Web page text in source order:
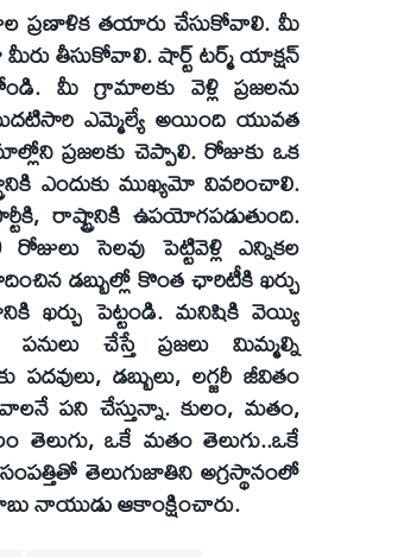
ప్రణాళిక తయారు చేసుకోవాలి. మీ
మీరు తీసుకోవాలి. షార్ట్‌ టర్మ్‌ యాక్షన్‌
మీ గ్రామాలకు వెళ్లి ప్రజలను
ఎమ్మెల్యే అయింది యువత
ప్రజలకు చెప్పాలి. రోజుకు ఒక
ఎందుకు ముఖ్యమో వివరించాలి.
రాష్ట్రానికి ఉపయోగపడుతుంది.
సెలవు పెట్టివెళ్లి ఎన్నికల
డబ్బుల్లో కొంత ఛారిటీకి ఖర్చు
ఖర్చు పెట్టండి. మనిషికి వెయ్యి
చేస్తే ప్రజలు మిమ్మల్ని
పదవులు, డబ్బులు, లగ్జరీ జీవితం
పని చేస్తున్నా. కులం, మతం,
తెలుగు, ఒకే మతం తెలుగు..ఒకే
తెలుగుజాతిని అగ్రస్థానంలో
నాయుడు ఆకాంక్షించారు.